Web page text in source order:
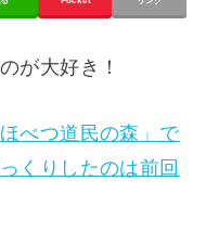
が大好き！
ほべつ道民の森」で
くりしたのは前回